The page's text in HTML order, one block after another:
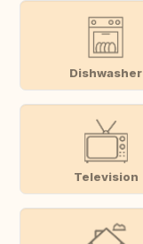
Dishwasher
Television